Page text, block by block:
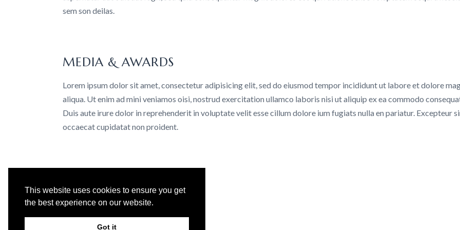
sem son deilas.
MEDIA & AWARDS
Lorem ipsum dolor sit amet, consectetur adipisicing elit, sed do eiusmod tempor incididunt ut labore et dolore
aliqua. Ut enim ad mini veniamos oisi, nostrud exercitation ullamco laboris nisi ut aliquip ex ea commodo
Duis aute irure dolor in reprehenderit in voluptate velit esse cillum dolore ium fugiats nulla en pariatur. Excepteur
occaecat cupidatat non proident.
Email:Info@excellage.ae
090326
About us
Privacy & Policy
This website uses cookies to ensure you get
the best experience on our website.
Got it